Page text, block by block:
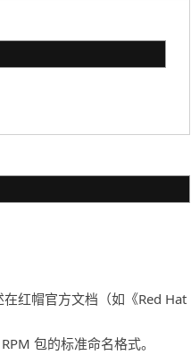
红帽官方文档（如《Red Hat
包的标准命名格式。